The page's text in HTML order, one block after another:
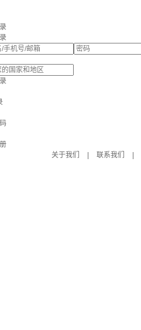
关于我们
联系我们